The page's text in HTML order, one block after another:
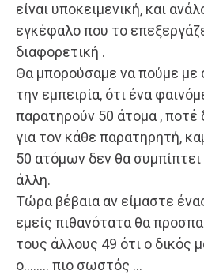
είναι υποκειμενική, και
εγκέφαλο που το
διαφορετική .
Θα μπορούσαμε να πούμε με
την εμπειρία, ότι ένα
παρατηρούν 50 άτομα , ποτέ
για τον κάθε παρατηρητή,
50 ατόμων δεν θα
άλλη.
Τώρα βέβαια αν είμαστε
εμείς πιθανότατα θα
τους άλλους 49 ότι ο δικός
ο…….. πιο σωστός …